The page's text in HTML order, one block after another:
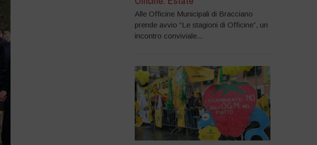
Alle Officine Municipali di Bracciano
prende avvio “Le stagioni di Officine”, un
incontro conviviale...